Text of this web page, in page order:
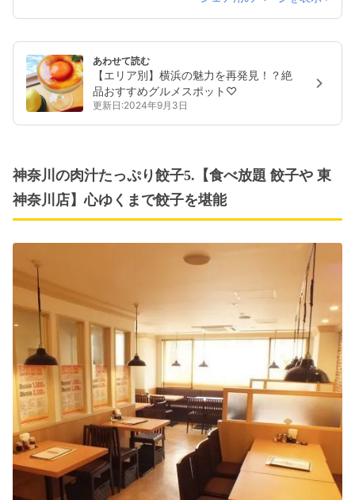
あわせて読む
【エリア別】横浜の魅力を再発見！？絶
品おすすめグルメスポット♡
更新日:2024年9月3日
神奈川の肉汁たっぷり餃子5.【食べ放題 餃子や 東
神奈川店】心ゆくまで餃子を堪能